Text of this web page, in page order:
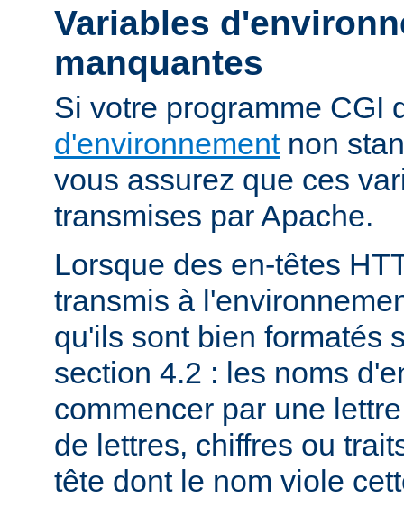
Variables
manquantes
Si votre programme CGI
d'environnementnon
vous assurez que ces
transmises par Apache.
Lorsque des en-têtes
transmis à
qu'ils sont bien formatés
section 4.2 : les noms
commencer par une
de lettres, chiffres ou
tête dont le nom viole